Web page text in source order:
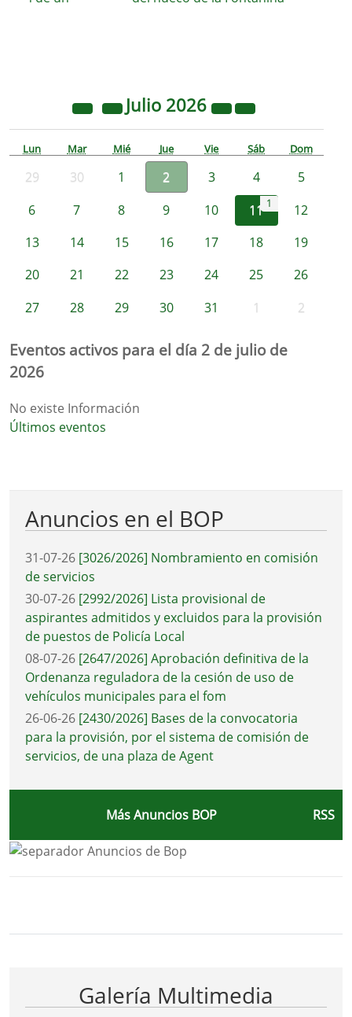
Julio 2026
Lun Mar Mié Jue Vie Sáb Dom
29 30 1 2 3 4
5
6
7 8 9 10 11 1
12
13
14 15 16 17 18
19
20
21 22 23 24 25
26
27
28 29 30 31 1 2
Eventos activos para el día 2 de julio de
2026
No existe Información
Últimos eventos
Anuncios en el BOP
31-07-26 [3026/2026] Nombramiento en comisión
de servicios
30-07-26 [2992/2026] Lista provisional de
aspirantes admitidos y excluidos para la provisión
de puestos de Policía Local
08-07-26 [2647/2026] Aprobación definitiva de la
Ordenanza reguladora de la cesión de uso de
vehículos municipales para el fom
26-06-26 [2430/2026] Bases de la convocatoria
para la provisión, por el sistema de comisión de
servicios, de una plaza de Agent
Más Anuncios BOP RSS
Galería Multimedia